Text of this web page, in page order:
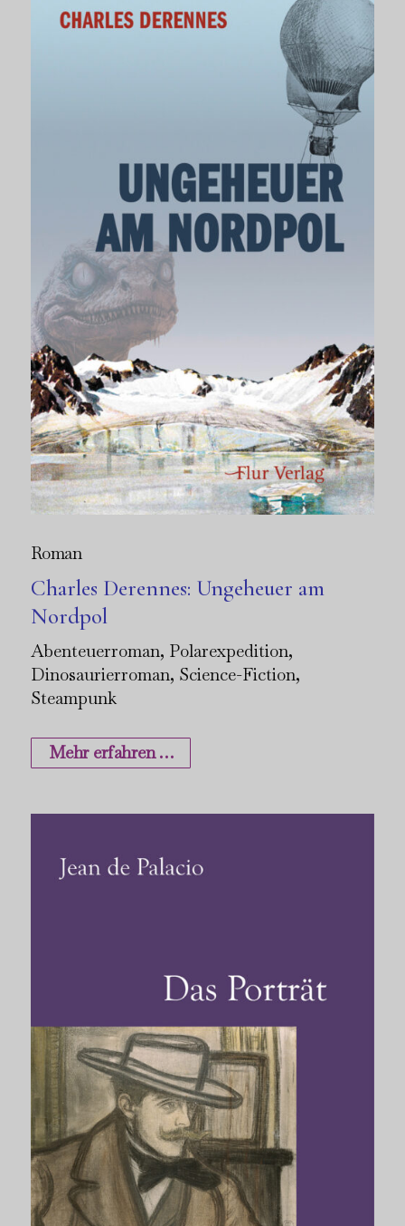
Roman
Charles Derennes: Ungeheuer am
Nordpol
Abenteuerroman, Polarexpedition,
Dinosaurierroman, Science-Fiction,
Steampunk
Mehr erfahren …